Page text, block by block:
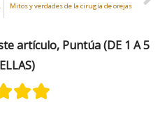
Mitos y verdades de la cirugía de orejas
artículo, Puntúa (DE 1 A 5